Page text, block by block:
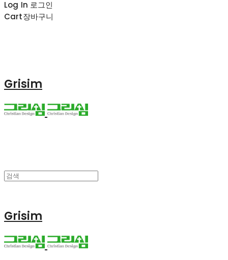
Log In 로그인
Cart장바구니
Grisim
Grisim